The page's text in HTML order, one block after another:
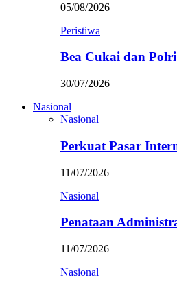
05/08/2026
Peristiwa
Bea Cukai dan
30/07/2026
Nasional
Nasional
Perkuat Pasar
11/07/2026
Nasional
Penataan
11/07/2026
Nasional